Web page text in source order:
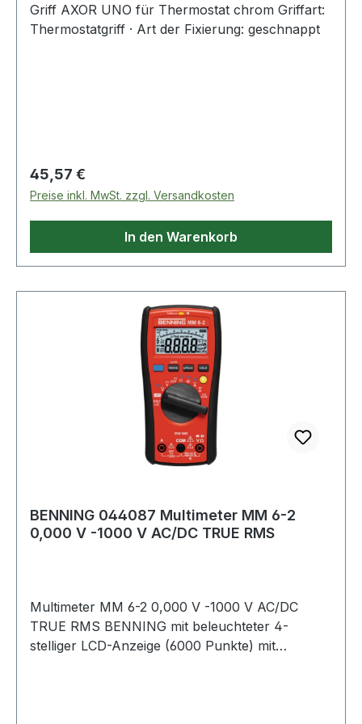
Griff AXOR UNO für Thermostat chrom Griffart:
Thermostatgriff · Art der Fixierung: geschnappt
Regulärer Preis:
45,57 €
Preise inkl. MwSt. zzgl. Versandkosten
In den Warenkorb
BENNING 044087 Multimeter MM 6-2
0,000 V -1000 V AC/DC TRUE RMS
Multimeter MM 6-2 0,000 V -1000 V AC/DC
TRUE RMS BENNING mit beleuchteter 4-
stelliger LCD-Anzeige (6000 Punkte) mit